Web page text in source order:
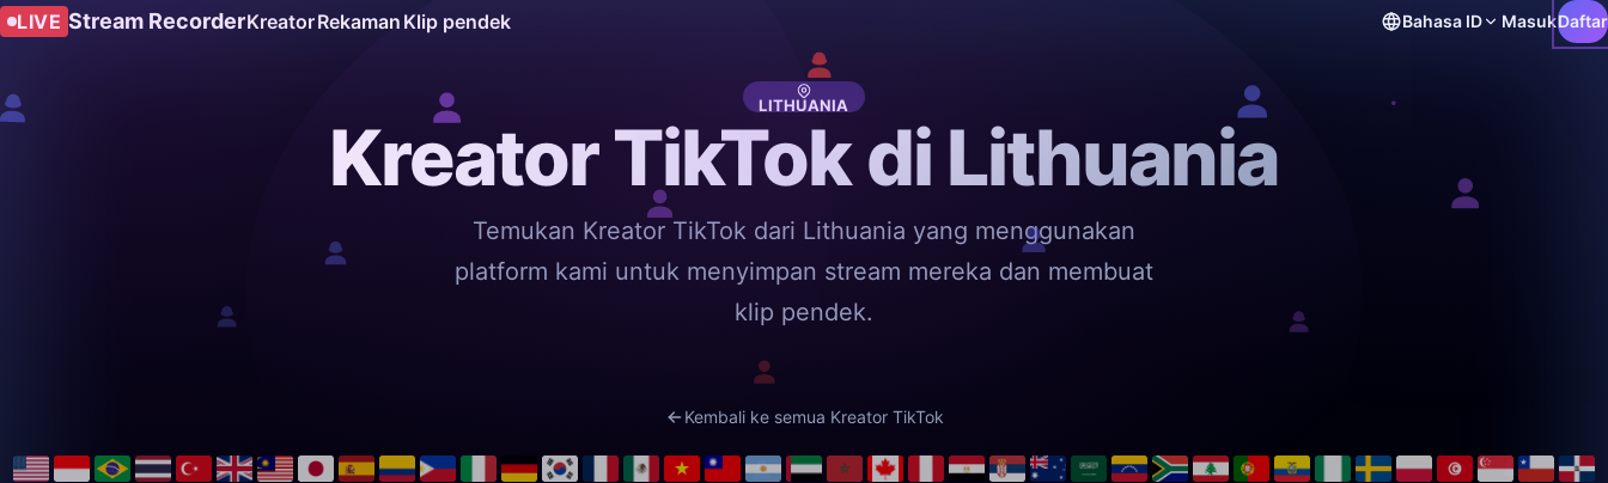
LIVE Stream RecorderKreatorRekaman Klip pendek Bahasa ID MasukDaftar
LITHUANIA
Kreator TikTok di Lithuania
Temukan Kreator TikTok dari Lithuania yang menggunakan
platform kami untuk menyimpan stream mereka dan membuat
klip pendek.
Kembali ke semua Kreator TikTok